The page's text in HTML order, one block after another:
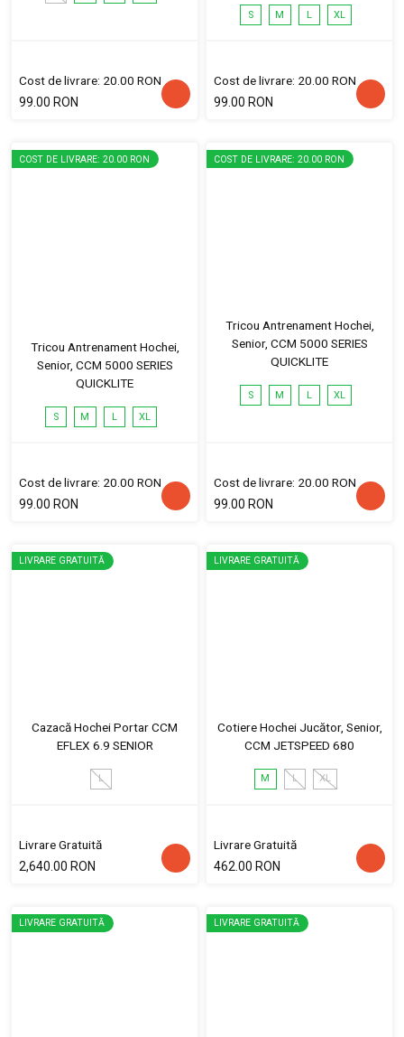
Cost de livrare: 20.00 RON
99.00 RON
S M L XL
Cost de livrare: 20.00 RON
99.00 RON
COST DE LIVRARE: 20.00 RON
Tricou Antrenament Hochei,
Senior, CCM 5000 SERIES
QUICKLITE
S M L XL
Cost de livrare: 20.00 RON
99.00 RON
COST DE LIVRARE: 20.00 RON
Tricou Antrenament Hochei,
Senior, CCM 5000 SERIES
QUICKLITE
S M L XL
Cost de livrare: 20.00 RON
99.00 RON
LIVRARE GRATUITĂ
Cazacă Hochei Portar CCM
EFLEX 6.9 SENIOR
L
Livrare Gratuită
2,640.00 RON
LIVRARE GRATUITĂ
Cotiere Hochei Jucător, Senior,
CCM JETSPEED 680
M L XL
Livrare Gratuită
462.00 RON
LIVRARE GRATUITĂ LIVRARE GRATUITĂ